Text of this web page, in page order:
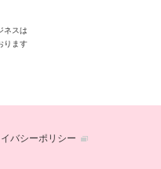
ネスは
ります
バシーポリシー